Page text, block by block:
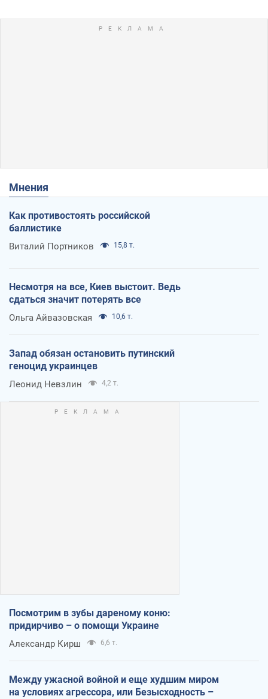
Мнения
Как противостоять российской
баллистике
Виталий Портников 15,8 т.
Несмотря на все, Киев выстоит. Ведь
сдаться значит потерять все
Ольга Айвазовская 10,6 т.
Запад обязан остановить путинский
геноцид украинцев
Леонид Невзлин 4,2 т.
Посмотрим в зубы дареному коню:
придирчиво – о помощи Украине
Александр Кирш 6,6 т.
Между ужасной войной и еще худшим миром
на условиях агрессора, или Безысходность –